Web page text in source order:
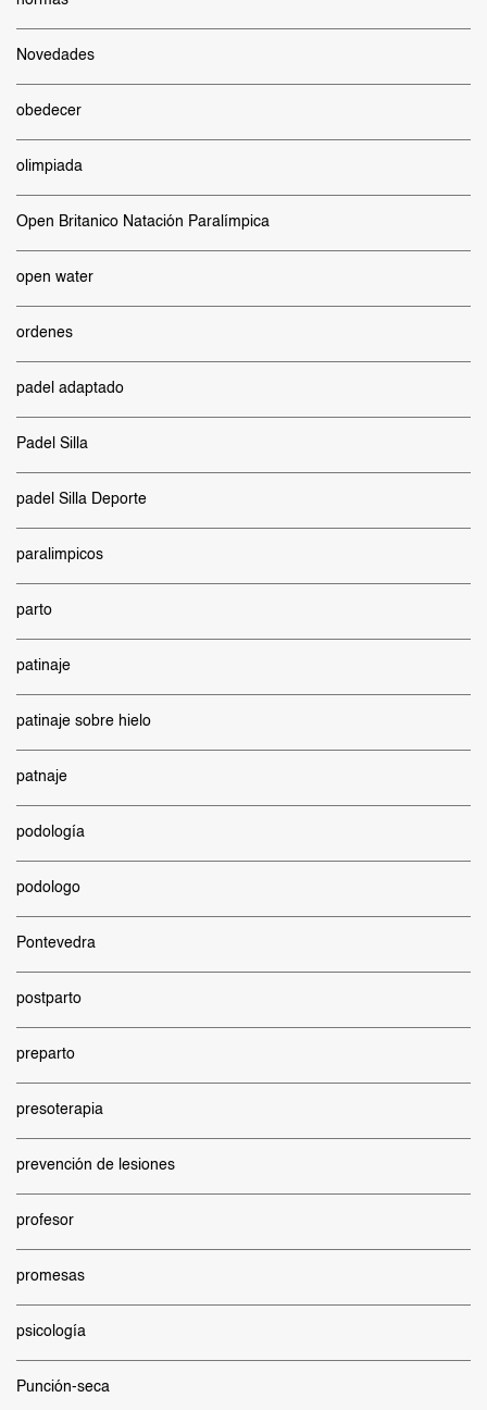
Novedades
obedecer
olimpiada
Open Britanico Natación Paralímpica
open water
ordenes
padel adaptado
Padel Silla
padel Silla Deporte
paralimpicos
parto
patinaje
patinaje sobre hielo
patnaje
podología
podologo
Pontevedra
postparto
preparto
presoterapia
prevención de lesiones
profesor
promesas
psicología
Punción-seca